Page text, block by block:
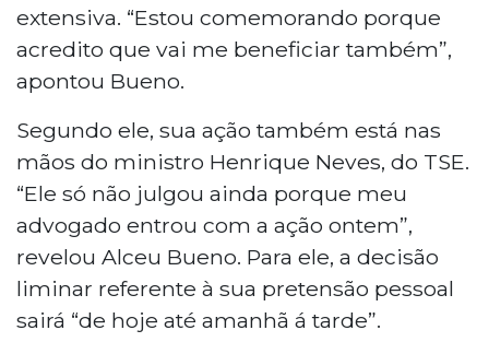
extensiva. “Estou comemorando porque
acredito que vai me beneficiar também”,
apontou Bueno.
Segundo ele, sua ação também está nas
mãos do ministro Henrique Neves, do TSE.
“Ele só não julgou ainda porque meu
advogado entrou com a ação ontem”,
revelou Alceu Bueno. Para ele, a decisão
liminar referente à sua pretensão pessoal
sairá “de hoje até amanhã á tarde”.